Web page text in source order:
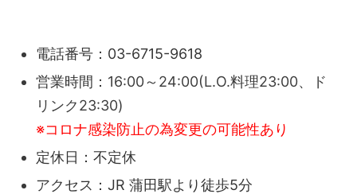
電話番号：03-6715-9618
営業時間： 16:00～24:00(L.O.料理23:00、ド
リンク23:30)
※コロナ感染防止の為変更の可能性あり
定休日：不定休
アクセス：JR 蒲田駅より徒歩5分